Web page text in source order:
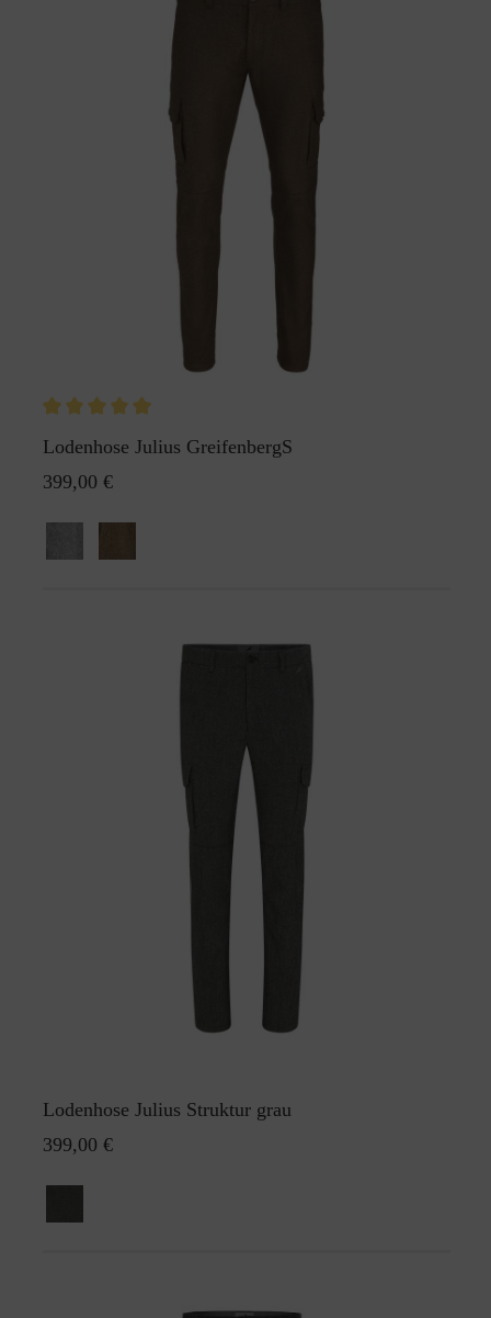
Lodenhose Julius GreifenbergS
399,00 €
Lodenhose Julius Struktur grau
399,00 €